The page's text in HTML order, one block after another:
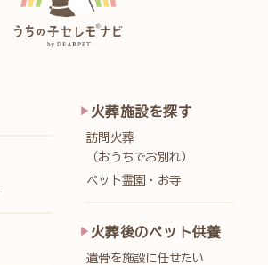
火葬施設を探す
訪問火葬
（おうちでお別れ）
ペット霊園・お寺
火葬後のペット供養
遺骨を施設に任せたい